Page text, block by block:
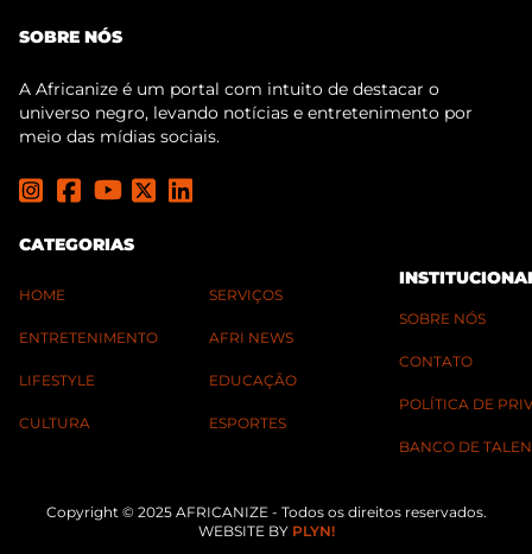
SOBRE NÓS
A Africanize é um portal com intuito de destacar o
universo negro, levando notícias e entretenimento por
meio das mídias sociais.
CATEGORIAS
HOME
ENTRETENIMENTO
LIFESTYLE
CULTURA
SERVIÇOS
AFRI NEWS
EDUCAÇÃO
ESPORTES
SOBRE NÓS
CONTATO
POLÍTICA DE
BANCO DE
Copyright © 2025 AFRICANIZE - Todos os direitos reservados.
WEBSITE BY PLYN!